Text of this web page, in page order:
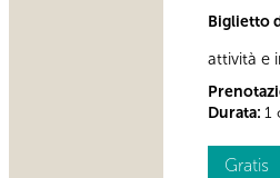
Biglietto
attività e
Durata: 1
Gratis